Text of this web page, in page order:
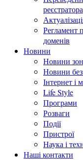
реєстратора
Регламент
доменів
Новини
Новини
Новини
Інтернет і
Life Style
Програми
Розваги
Події
Пристрої
Наука і
Наші контакти